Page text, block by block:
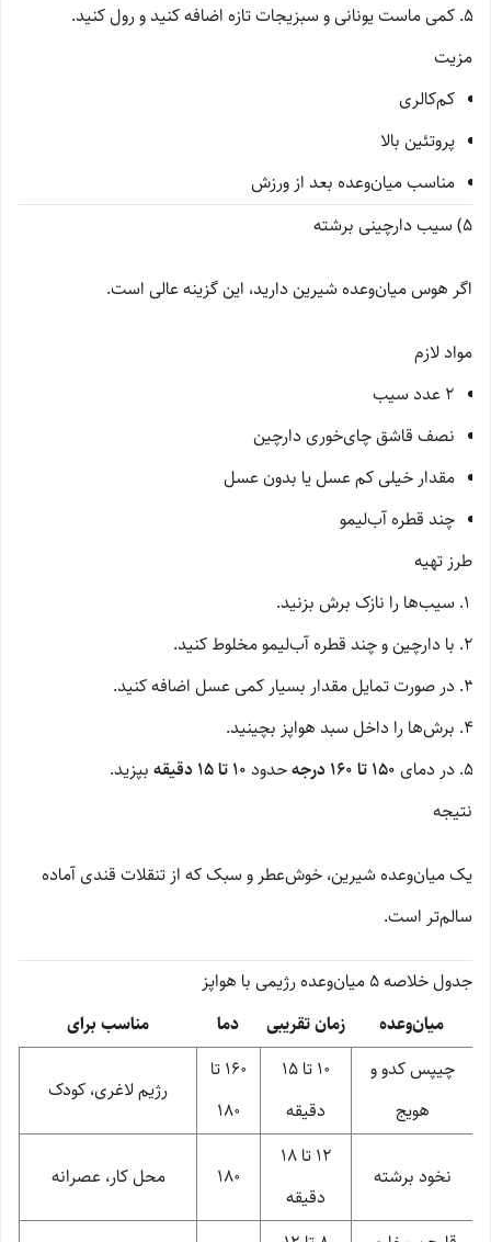
کمی ماست یونانی و سبزیجات تازه اضافه کنید و رول کنید.
مزیت
کم‌کالری
پروتئین بالا
مناسب میان‌وعده بعد از ورزش
5) سیب دارچینی برشته
اگر هوس میان‌وعده شیرین دارید، این گزینه عالی است.
مواد لازم
۲ عدد سیب
نصف قاشق چای‌خوری دارچین
مقدار خیلی کم عسل یا بدون عسل
چند قطره آب‌لیمو
طرز تهیه
سیب‌ها را نازک برش بزنید.
با دارچین و چند قطره آب‌لیمو مخلوط کنید.
در صورت تمایل مقدار بسیار کمی عسل اضافه کنید.
برش‌ها را داخل سبد هواپز بچینید.
در دمای ۱۵۰ تا ۱۶۰ درجه حدود ۱۰ تا ۱۵ دقیقه
بپزید.
نتیجه
یک میان‌وعده شیرین، خوش‌عطر و سبک که از تنقلات قندی آماده
سالم‌تر است.
جدول خلاصه ۵ میان‌وعده رژیمی با هواپز
میان‌وعده
زمان تقریبی دما
مناسب برای
چیپس کدو و
هویج
10 تا 15
دقیقه
160 تا
180
رژیم لاغری، کودک
نخود برشته
12 تا 18
دقیقه
180 محل کار، عصرانه